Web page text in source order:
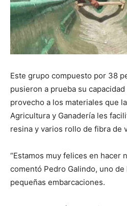
Este grupo compuesto por 38
pusieron a prueba su
provecho a los materiales que
Agricultura y Ganadería les
resina y varios rollo de fibra de
“Estamos muy felices en hacer
comentó Pedro Galindo, uno
pequeñas embarcaciones.